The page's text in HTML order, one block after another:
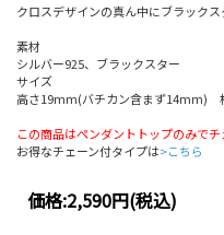
クロスデザインの真ん中にブラック
素材
シルバー925、ブラックスター
サイズ
高さ19mm(バチカン含まず
この商品はペンダントトップのみでチ
お得なチェーン付タイプは>こちら
価格:2,590円(税込)